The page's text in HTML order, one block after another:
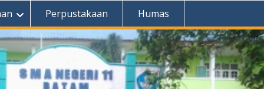
Perpustakaan Humas